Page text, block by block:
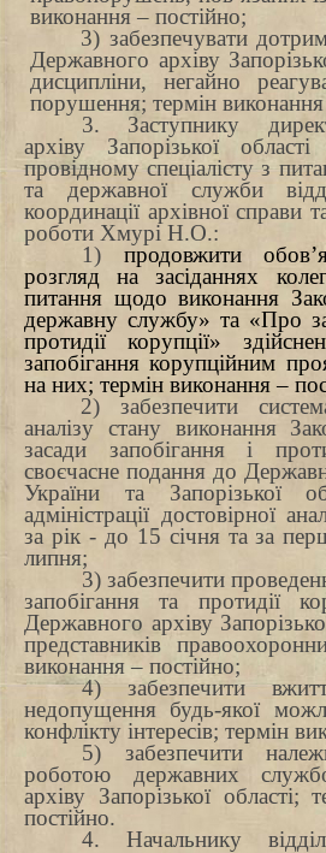
виконання – постійно;
3) забезпечувати
Державного архіву
дисципліни, негайно
порушення; термін виконання
3. Заступнику
архіву Запорізької області
провідному спеціалісту з
та державної служби
координації архівної справи
роботи Хмурі Н.О.:
1) продовжити
розгляд на засіданнях
питання щодо виконання
державну службу» та «Про
протидії корупції»
запобігання корупційним
на них; термін виконання –
2) забезпечити
аналізу стану виконання
засади запобігання і
своєчасне подання до
України та Запорізької
адміністрації достовірної
за рік - до 15 січня та за
липня;
3) забезпечити
запобігання та протидії
Державного архіву
представників
виконання – постійно;
4) забезпечити
недопущення будь-якої
конфлікту інтересів; термін
5) забезпечити
роботою державних
архіву Запорізької області;
постійно.
4. Начальнику